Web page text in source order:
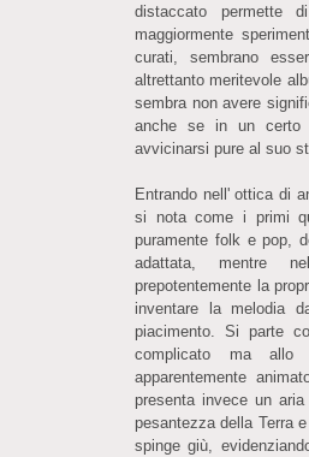
distaccato permette
maggiormente
curati, sembrano
altrettanto meritevole
sembra non avere
anche se in un certo
avvicinarsi pure al suo
Entrando nell' ottica di
si nota come i primi
puramente folk e pop,
adattata, mentre
prepotentemente la
inventare la melodia
piacimento. Si parte
complicato ma allo
apparentemente
presenta invece un
pesantezza della Terra
spinge giù,